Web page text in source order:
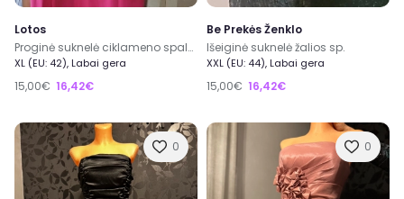
Lotos
Proginė suknelė ciklameno spalvos
XL (EU: 42), Labai gera
15,00€ 16,42€
Be Prekės Ženklo
Išeiginė suknelė žalios sp.
XXL (EU: 44), Labai gera
15,00€ 16,42€
0 0